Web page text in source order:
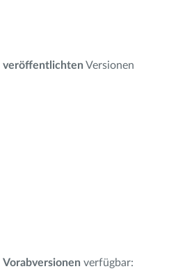
veröffentlichten Versionen
Vorabversionen verfügbar: